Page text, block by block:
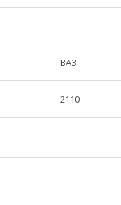
ВАЗ
2110